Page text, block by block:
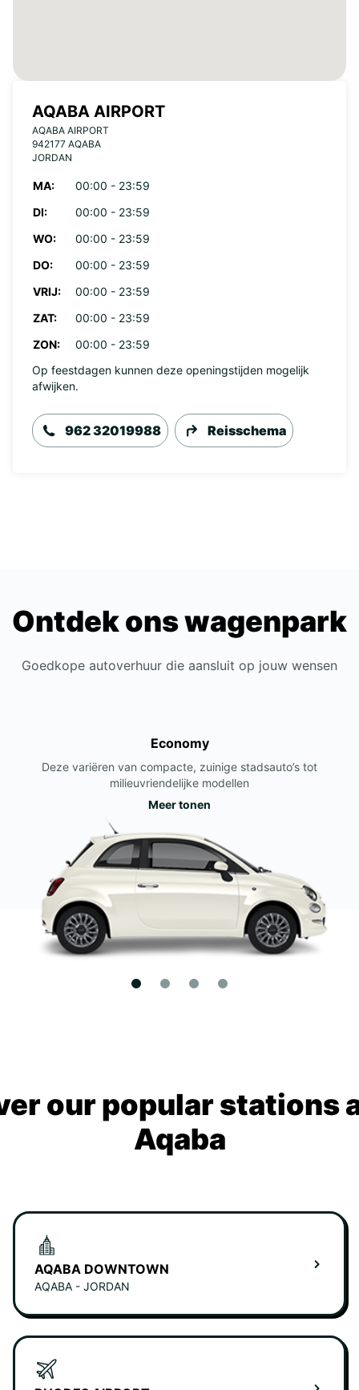
AQABA AIRPORT
AQABA AIRPORT
942177 AQABA
JORDAN
MA:
00:00 - 23:59
DI:
00:00 - 23:59
WO:
00:00 - 23:59
DO:
00:00 - 23:59
VRIJ:
00:00 - 23:59
ZAT:
00:00 - 23:59
ZON:
00:00 - 23:59
Op feestdagen kunnen deze openingstijden mogelijk
afwijken.
962 32019988 Reisschema
Ontdek ons wagenpark
Goedkope autoverhuur die aansluit op jouw wensen
Economy
Deze variëren van compacte, zuinige stadsauto’s tot
milieuvriendelijke modellen
Meer tonen
our popular stations
Aqaba
AQABA DOWNTOWN
AQABA - JORDAN